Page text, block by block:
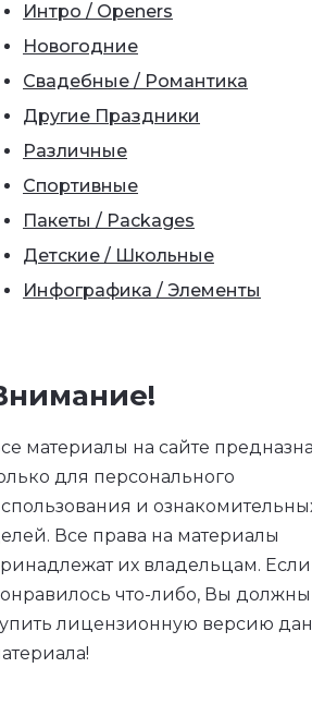
Интро / Openers
Новогодние
Свадебные / Романтика
Другие Праздники
Различные
Спортивные
Пакеты / Packages
Детские / Школьные
Инфографика / Элементы
материалы на сайте
для персонального
и
Все права на материалы
их владельцам.
что-либо, Вы должны
лицензионную версию